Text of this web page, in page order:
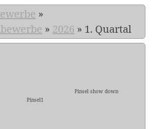
»
» 2026 » 1. Quartal
Pinsel1
Pinsel show down